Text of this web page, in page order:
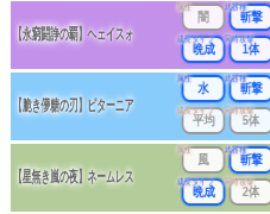
【永窮闘諍の覇】ヘェイスォ
属性
闇
武器種
斬撃
成長タイプ
晩成
同時攻撃
1体
【脆き儚糖の刃】ピターニア
属性
水
武器種
斬撃
成長タイプ
平均
同時攻撃
5体
【星無き嵐の夜】ネームレス
属性
風
武器種
斬撃
成長タイプ
晩成
同時攻撃
2体